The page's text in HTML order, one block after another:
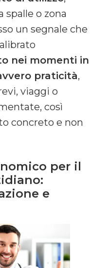
spalle o zona
un segnale che
nei momenti in
praticità,
viaggi o
così
concreto e non
per il
e